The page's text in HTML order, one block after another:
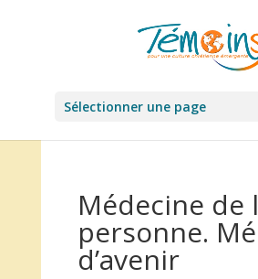
Sélectionner une page
Médecine de
personne.
d’avenir